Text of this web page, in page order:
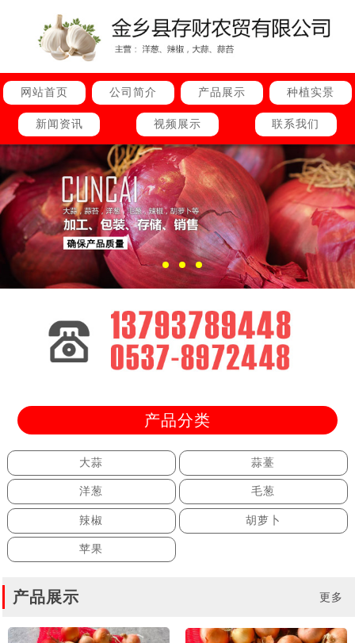
网站首页 公司简介 产品展示 种植实景
新闻资讯 视频展示 联系我们
产品分类
大蒜 蒜薹
洋葱 毛葱
辣椒 胡萝卜
苹果
产品展示 更多